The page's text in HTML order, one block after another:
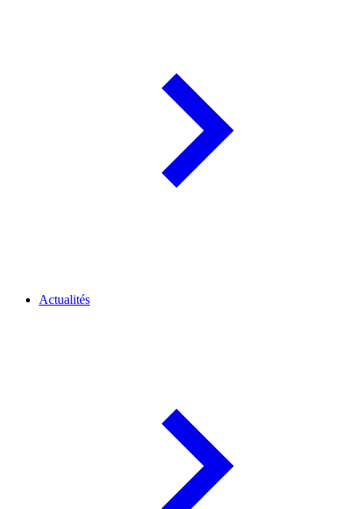
Actualités